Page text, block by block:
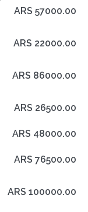
ARS 57000.00
ARS 22000.00
ARS 86000.00
ARS 26500.00
ARS 48000.00
ARS 76500.00
ARS 100000.00